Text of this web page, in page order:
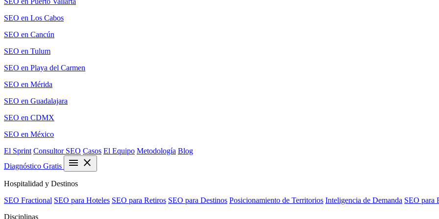
SEO en Los Cabos
SEO en Cancún
SEO en Tulum
SEO en Playa del Carmen
SEO en Mérida
SEO en Guadalajara
SEO en CDMX
SEO en México
El Sprint Consultor SEO Casos El Equipo Metodología Blog
Diagnóstico Gratis
menu close
Hospitalidad y Destinos
SEO Fractional SEO para Hoteles SEO para Retiros SEO para Destinos Posicionamiento de Territorios Inteligencia de Demanda SEO para
Disciplinas